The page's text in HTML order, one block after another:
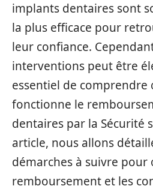
implants dentaires sont
la plus efficace pour
leur confiance.
interventions peut être
essentiel de comprendre
fonctionne le
dentaires par la Sécurité
article, nous allons
démarches à suivre
remboursement et les